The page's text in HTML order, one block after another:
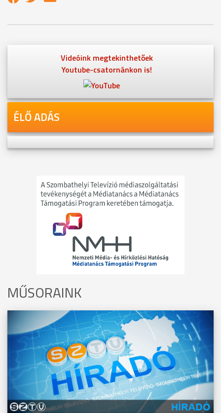
Videóink megtekinthetőek
Youtube-csatornánkon is!
ÉLŐ ADÁS
MŰSORAINK